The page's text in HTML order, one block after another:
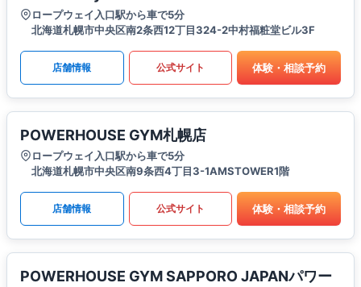
ロープウェイ入口駅から車で5分
北海道札幌市中央区南2条西12丁目324-2中村福粧堂ビル3F
店舗情報 公式サイト 体験・相談予約
POWERHOUSE GYM札幌店
ロープウェイ入口駅から車で5分
北海道札幌市中央区南9条西4丁目3-1AMSTOWER1階
店舗情報 公式サイト 体験・相談予約
POWERHOUSE GYM SAPPORO JAPANパワー